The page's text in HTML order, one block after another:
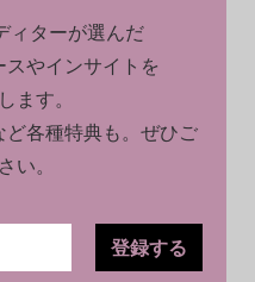
2026.05.22
ィターが選んだ
やインサイトを
ます。
各種特典も。ぜひご
い。
登録する